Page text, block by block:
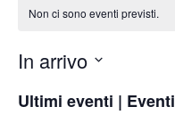
Non ci sono eventi previsti.
In arrivo
la
Ultimi eventi | Eventi